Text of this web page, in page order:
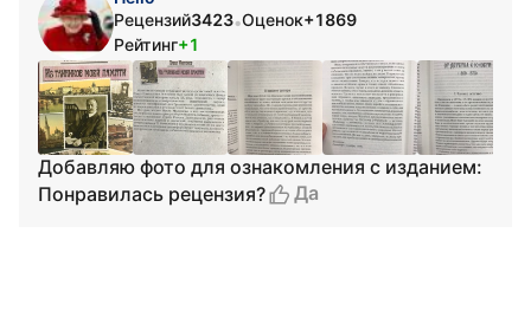
Рецензий3423•Оценок+1869
Рейтинг+1
Добавляю фото для ознакомления с изданием:
Понравилась рецензия?
Да